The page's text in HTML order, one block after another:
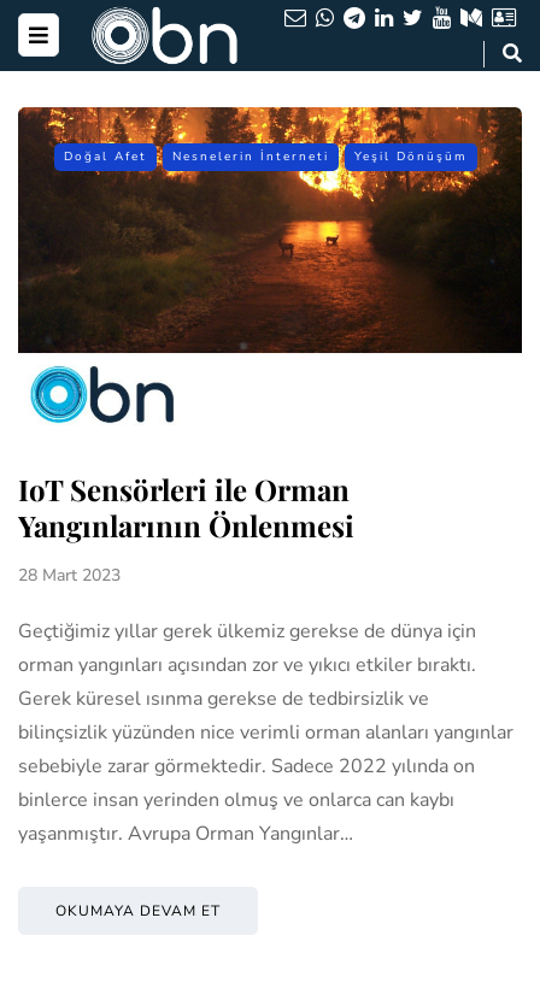
Doğal Afet Nesnelerin İnterneti Yeşil Dönüşüm
IoT Sensörleri ile Orman
Yangınlarının Önlenmesi
28 Mart 2023
Geçtiğimiz yıllar gerek ülkemiz gerekse de dünya için
orman yangınları açısından zor ve yıkıcı etkiler bıraktı.
Gerek küresel ısınma gerekse de tedbirsizlik ve
bilinçsizlik yüzünden nice verimli orman alanları yangınlar
sebebiyle zarar görmektedir. Sadece 2022 yılında on
binlerce insan yerinden olmuş ve onlarca can kaybı
yaşanmıştır. Avrupa Orman Yangınlar…
OKUMAYA DEVAM ET